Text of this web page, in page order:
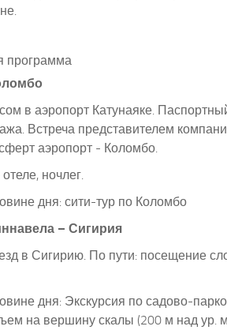
программа
в аэропорт Катунаяке.
Встреча представителем
аэропорт - Коломбо.
, ночлег.
дня: сити-тур по Коломбо
– Сигирия
в Сигирию. По пути: посещение
дня: Экскурсия по садово-
на вершину скалы (200 м над ур.